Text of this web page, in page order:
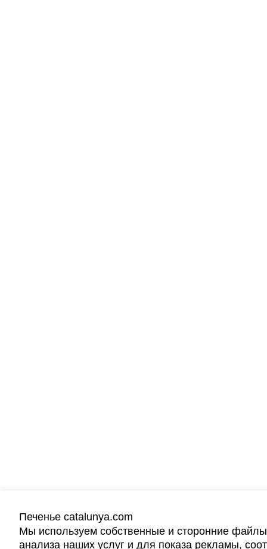
Печенье catalunya.com
Мы используем собственные и сторонние
анализа наших услуг и для показа рекламы,